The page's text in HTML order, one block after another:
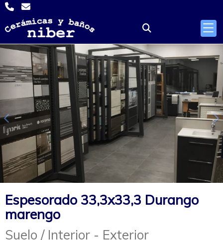
Anterior
Espesorado 33,3x33,3 Durango
marengo
Suelo / Interior - Exterior